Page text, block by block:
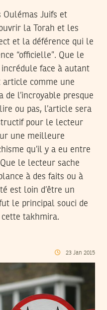
Oulémas Juifs et
la Torah et les
et la déférence qui le
“officielle”. Que le
face à autant
article comme une
de l’incroyable presque
ou pas, l’article sera
pour le lecteur
une meilleure
qu’il y a eu entre
le lecteur sache
à des faits ou à
est loin d’être un
le principal souci de
takhmira.
23 Jan 2015